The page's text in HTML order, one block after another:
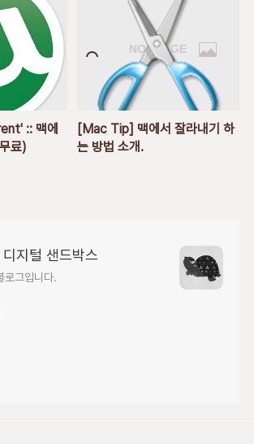
:: 맥에
료)
[Mac Tip] 맥에서 잘라내기 하
는 방법 소개.
지털 샌드박스
로그입니다.